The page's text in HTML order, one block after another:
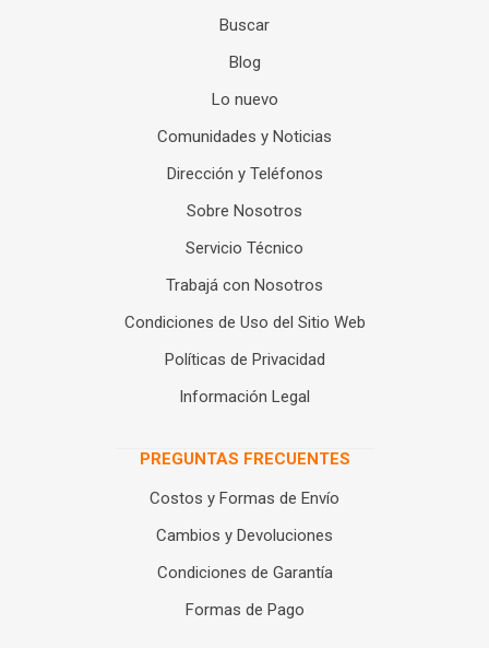
Buscar
Blog
Lo nuevo
Comunidades y Noticias
Dirección y Teléfonos
Sobre Nosotros
Servicio Técnico
Trabajá con Nosotros
Condiciones de Uso del Sitio Web
Políticas de Privacidad
Información Legal
PREGUNTAS FRECUENTES
Costos y Formas de Envío
Cambios y Devoluciones
Condiciones de Garantía
Formas de Pago